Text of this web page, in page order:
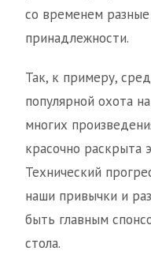
со временем
принадлежности.
Так, к примеру,
популярной охота
многих
красочно раскрыта
Технический
наши привычки и
быть главным
стола.